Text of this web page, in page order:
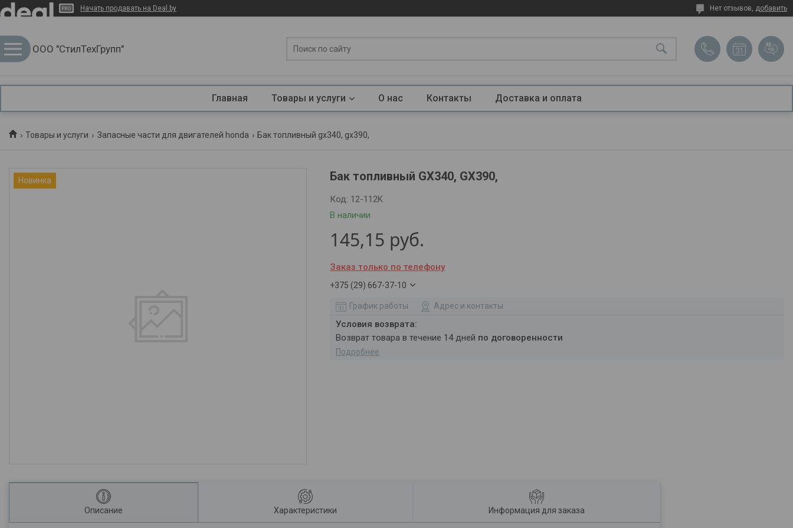
Начать продавать на Deal.by Нет отзывов, добавить
ООО "СтилТехГрупп"
Главная Товары и услуги О нас Контакты Доставка и оплата
Товары и услуги Запасные части для двигателей honda Бак топливный gx340, gx390,
Новинка Бак топливный GX340, GX390,
В наличии
Код: 12-112K
145,15 руб.
Заказ только по телефону
+375 (29) 667-37-10
График работы Адрес и контакты
возврат товара в течение 14 дней по договоренности
Подробнее
Описание Характеристики Информация для заказа